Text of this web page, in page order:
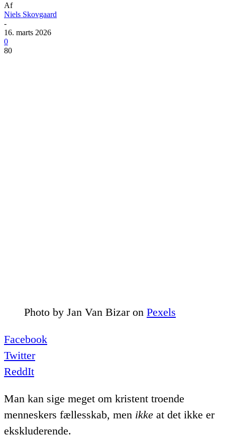
Af
Niels Skovgaard
-
16. marts 2026
0
80
Photo by Jan Van Bizaron Pexels
Facebook
Twitter
ReddIt
Man kan sige meget om kristent troende
menneskers fællesskab, men ikke at det ikke er
ekskluderende.